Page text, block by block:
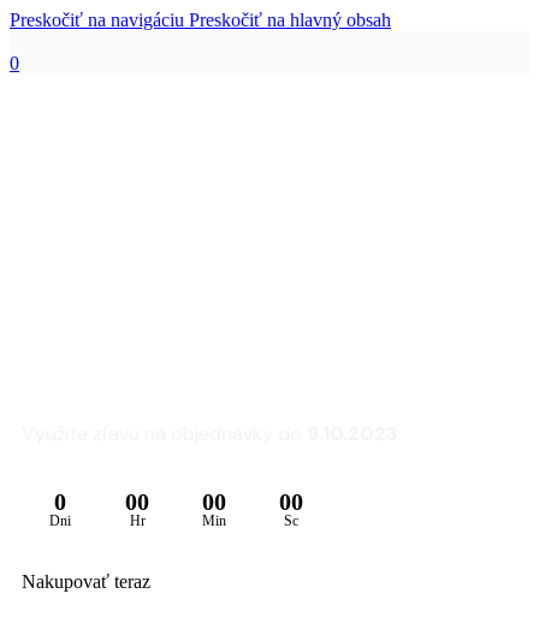
Preskočiť na navigáciu Preskočiť na hlavný obsah
0
0
Dni
00
Hr
00
Min
00
Sc
Nakupovať teraz